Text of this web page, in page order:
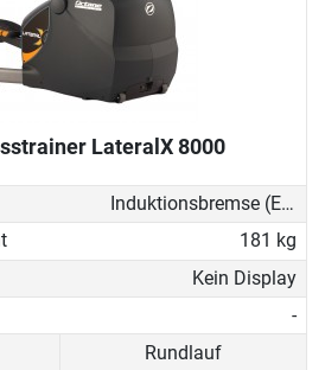
LateralX 8000
Induktionsbremse (EMS)
181 kg
Kein Display
-
Rundlauf